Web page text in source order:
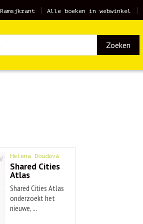
Ramsjkrant Alle boeken in webwinkel
Zoeken
Helena Doudová
Shared Cities
Atlas
Shared Cities Atlas
onderzoekt het
nieuwe, ...